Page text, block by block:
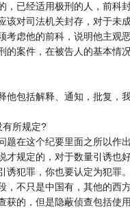
，已经适用极刑的人，前科
该对司法机关封存，对于未
考虑他的前科，说明他主观
的案件，在被告人的基本情
包括解释、通知，批复，
所规定?
在这个纪要里面之所以作
才规定的，对于数量引诱也
诱犯罪，你也要认定为犯罪
，不只是中国有，其他的西
获的，但是隐蔽侦查包括使